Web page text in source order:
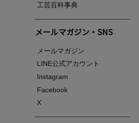
工芸百科事典
メールマガジン・SNS
メールマガジン
LINE公式アカウント
Instagram
Facebook
X